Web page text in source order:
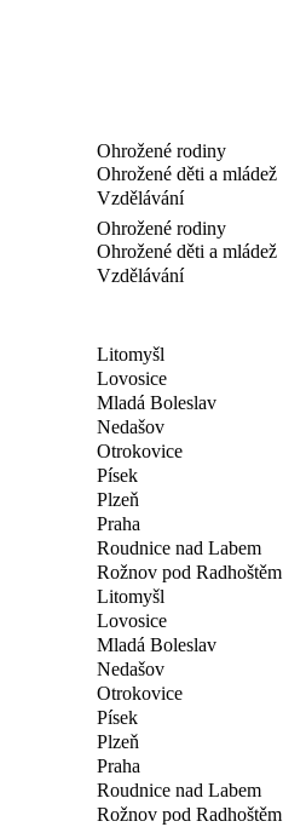
Ohrožené rodiny
Ohrožené děti a mládež
Vzdělávání
Ohrožené rodiny
Ohrožené děti a mládež
Vzdělávání
Litomyšl
Lovosice
Mladá Boleslav
Nedašov
Otrokovice
Písek
Plzeň
Praha
Roudnice nad Labem
Rožnov pod Radhoštěm
Litomyšl
Lovosice
Mladá Boleslav
Nedašov
Otrokovice
Písek
Plzeň
Praha
Roudnice nad Labem
Rožnov pod Radhoštěm